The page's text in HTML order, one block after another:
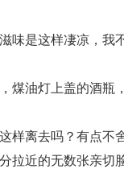
味是这样凄凉，我
煤油灯上盖的酒瓶
样离去吗？有点不
拉近的无数张亲切